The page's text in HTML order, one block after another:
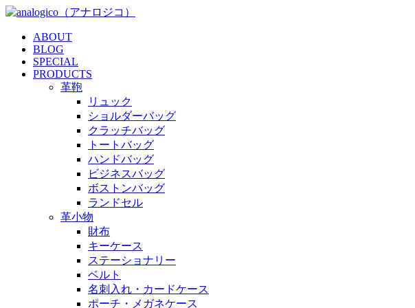
ABOUT
BLOG
SPECIAL
PRODUCTS
革鞄
リュック
ショルダーバッグ
クラッチバッグ
トートバッグ
ハンドバッグ
ビジネスバッグ
ボストンバッグ
ランドセル
革小物
財布
キーケース
ステーショナリー
ベルト
名刺入れ・カードケース
ポーチ・メガネケース